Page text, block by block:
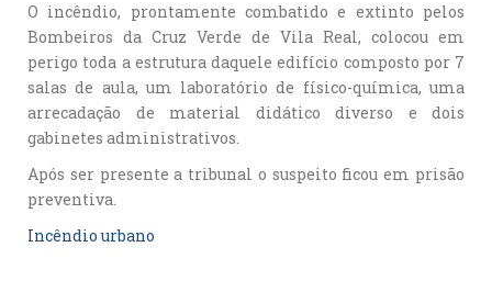
O incêndio, prontamente combatido e extinto pelos
Bombeiros da Cruz Verde de Vila Real, colocou em
perigo toda a estrutura daquele edifício composto por 7
salas de aula, um laboratório de físico-química, uma
arrecadação de material didático diverso e dois
gabinetes administrativos.
Após ser presente a tribunal o suspeito ficou em prisão
preventiva.
Incêndio urbano